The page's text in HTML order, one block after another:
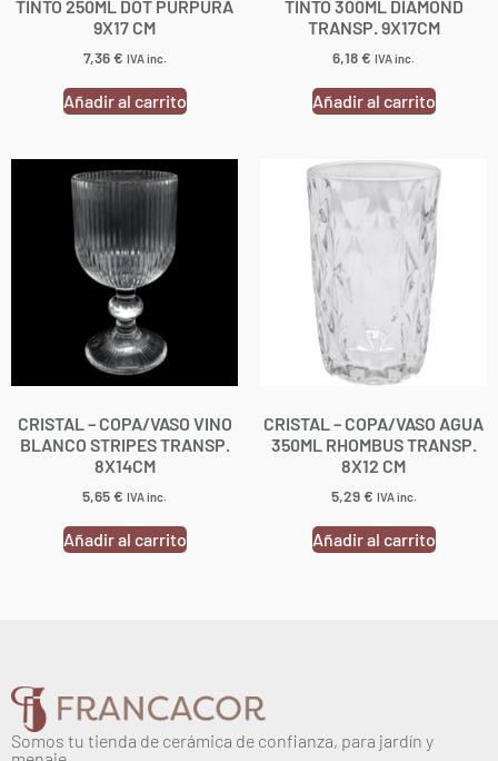
TINTO 250ML DOT PURPURA
9X17 CM
7,36€ IVA inc.
Añadir al carrito
TINTO 300ML DIAMOND
TRANSP. 9X17CM
6,18€ IVA inc.
Añadir al carrito
CRISTAL – COPA/VASO VINO
BLANCO STRIPES TRANSP.
8X14CM
5,65€ IVA inc.
Añadir al carrito
CRISTAL – COPA/VASO AGUA
350ML RHOMBUS TRANSP.
8X12 CM
5,29€ IVA inc.
Añadir al carrito
Somos tu tienda de cerámica de confianza, para jardín y